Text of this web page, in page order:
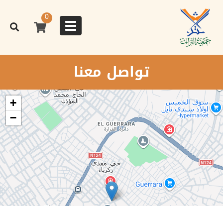
المحتوى
الرئيسي
Toggle
navigation
0
تواصل معنا
+
−